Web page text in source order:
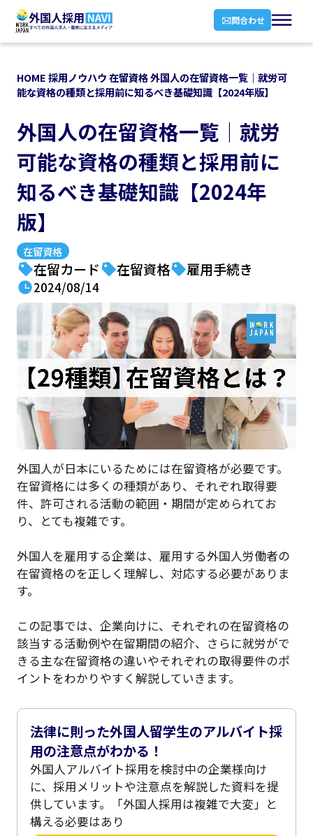
問合わせ
HOME採用ノウハウ在留資格外国人の在留資格一覧｜就労可
能な資格の種類と採用前に知るべき基礎知識【2024年版】
外国人の在留資格一覧｜就労
可能な資格の種類と採用前に
知るべき基礎知識【2024年
版】
在留資格
在留カード 在留資格 雇用手続き
2024/08/14
外国人が日本にいるためには在留資格が必要です。
在留資格には多くの種類があり、それぞれ取得要
件、許可される活動の範囲・期間が定められてお
り、とても複雑です。
外国人を雇用する企業は、雇用する外国人労働者の
在留資格のを正しく理解し、対応する必要がありま
す。
この記事では、企業向けに、それぞれの在留資格の
該当する活動例や在留期間の紹介、さらに就労がで
きる主な在留資格の違いやそれぞれの取得要件のポ
イントをわかりやすく解説していきます。
法律に則った外国人留学生のアルバイト採
用の注意点がわかる！
外国人アルバイト採用を検討中の企業様向け
に、採用メリットや注意点を解説した資料を提
供しています。「外国人採用は複雑で大変」と
構える必要はあり